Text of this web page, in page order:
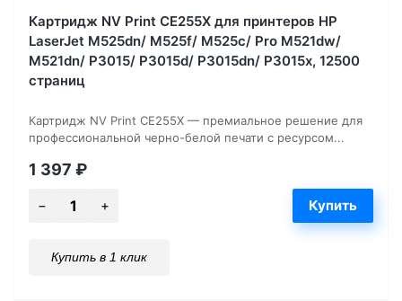
Картридж NV Print CE255X для принтеров HP
LaserJet M525dn/ M525f/ M525c/ Pro M521dw/
M521dn/ P3015/ P3015d/ P3015dn/ P3015x, 12500
страниц
Картридж NV Print CE255X — премиальное решение для
профессиональной черно-белой печати с ресурсом...
1 397 ₽
Купить в 1 клик